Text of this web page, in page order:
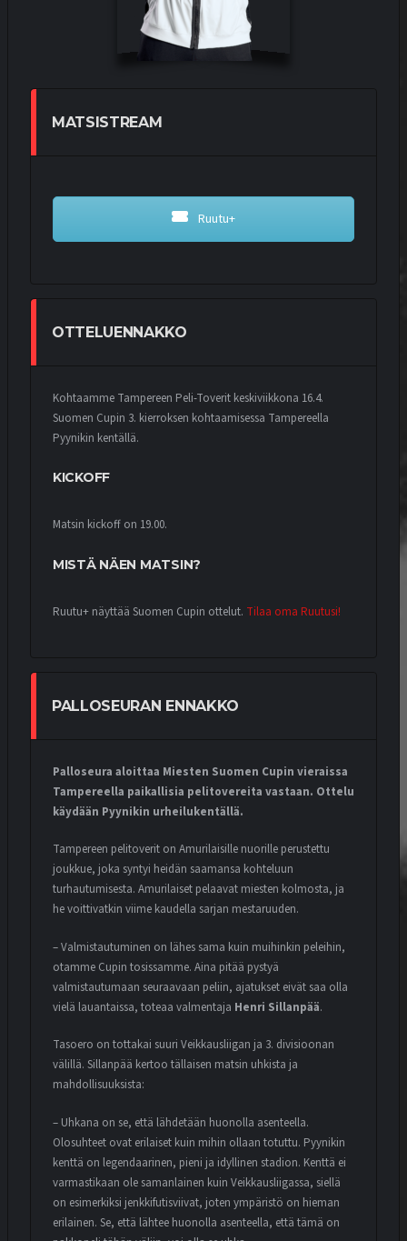
MATSISTREAM
Ruutu+
OTTELUENNAKKO
Kohtaamme Tampereen Peli-Toverit keskiviikkona 16.4.
Suomen Cupin 3. kierroksen kohtaamisessa Tampereella
Pyynikin kentällä.
KICKOFF
Matsin kickoff on 19.00.
MISTÄ NÄEN MATSIN?
Ruutu+ näyttää Suomen Cupin ottelut. Tilaa oma Ruutusi!
PALLOSEURAN ENNAKKO
Palloseura aloittaa Miesten Suomen Cupin vieraissa
Tampereella paikallisia pelitovereita vastaan. Ottelu
käydään Pyynikin urheilukentällä.
Tampereen pelitoverit on Amurilaisille nuorille perustettu
joukkue, joka syntyi heidän saamansa kohteluun
turhautumisesta. Amurilaiset pelaavat miesten kolmosta, ja
he voittivatkin viime kaudella sarjan mestaruuden.
– Valmistautuminen on lähes sama kuin muihinkin peleihin,
otamme Cupin tosissamme. Aina pitää pystyä
valmistautumaan seuraavaan peliin, ajatukset eivät saa olla
vielä lauantaissa, toteaa valmentaja Henri Sillanpää.
Tasoero on tottakai suuri Veikkausliigan ja 3. divisioonan
välillä. Sillanpää kertoo tällaisen matsin uhkista ja
mahdollisuuksista:
– Uhkana on se, että lähdetään huonolla asenteella.
Olosuhteet ovat erilaiset kuin mihin ollaan totuttu. Pyynikin
kenttä on legendaarinen, pieni ja idyllinen stadion. Kenttä ei
varmastikaan ole samanlainen kuin Veikkausliigassa, siellä
on esimerkiksi jenkkifutisviivat, joten ympäristö on hieman
erilainen. Se, että lähtee huonolla asenteella, että tämä on